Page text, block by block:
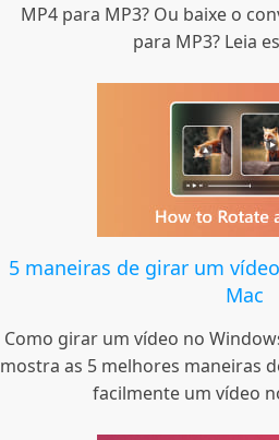
MP4 para MP3? Ou baixe o
para MP3? Leia
5 maneiras de girar um
Mac
Como girar um vídeo no
mostra as 5 melhores maneiras
facilmente um vídeo